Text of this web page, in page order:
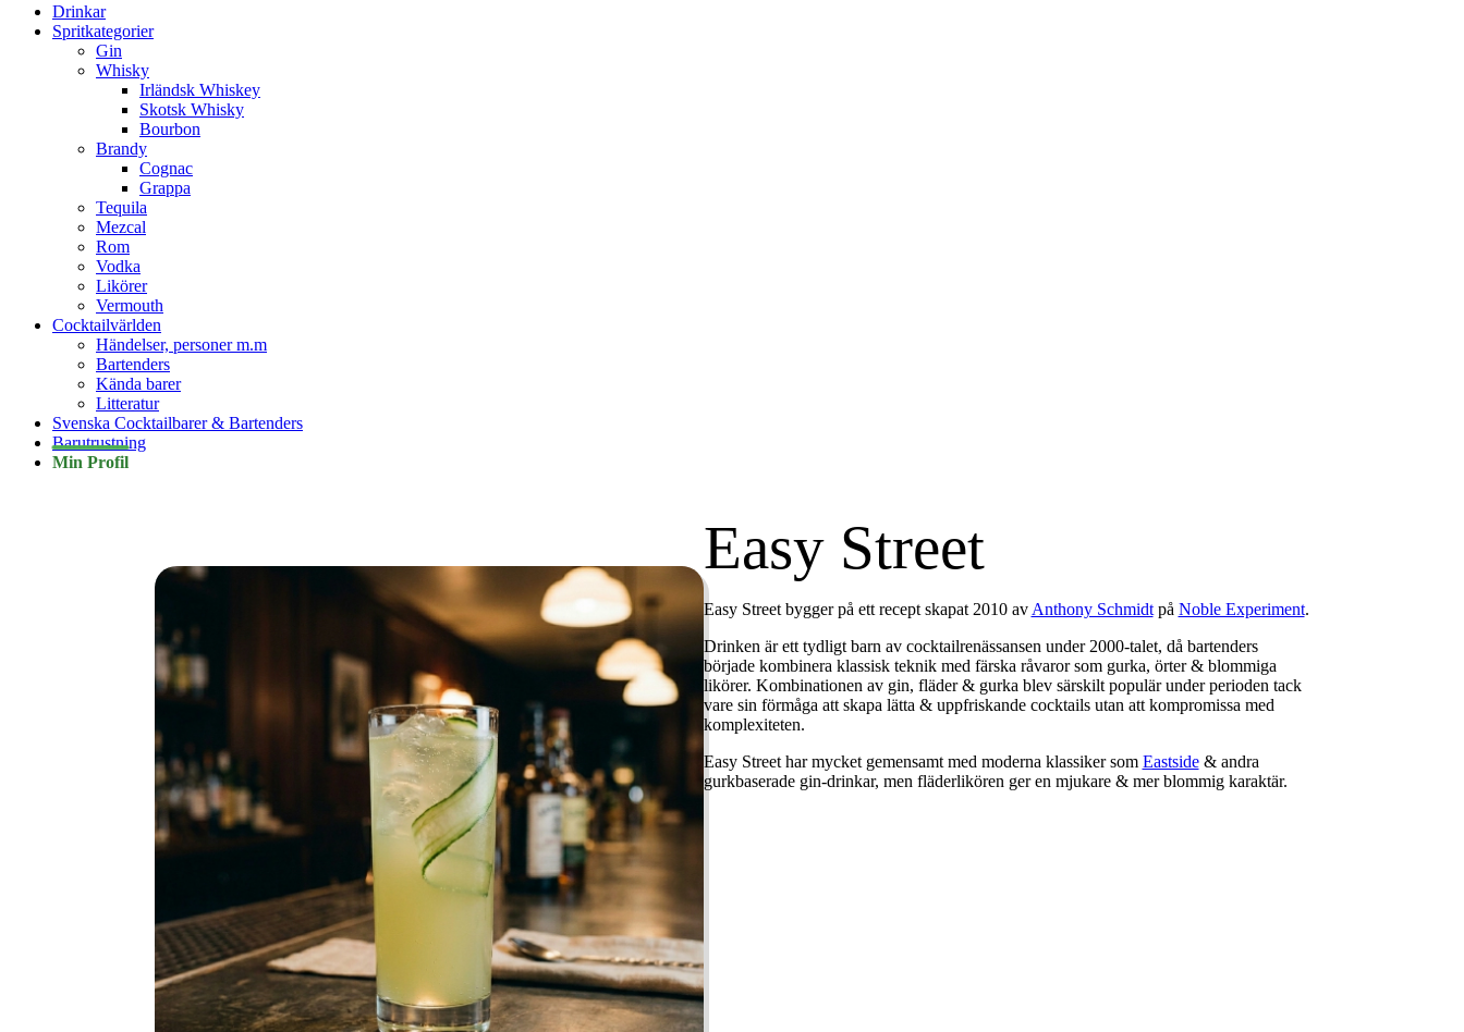
Drinkar
Spritkategorier
Gin
Whisky
Irländsk Whiskey
Skotsk Whisky
Bourbon
Brandy
Cognac
Grappa
Tequila
Mezcal
Rom
Vodka
Likörer
Vermouth
Cocktailvärlden
Händelser, personer m.m
Bartenders
Kända barer
Litteratur
Svenska Cocktailbarer & Bartenders
Barutrustning
Min Profil
Easy Street
Easy Street bygger på ett recept skapat 2010 av Anthony Schmidtpå Noble Experiment.
Drinken är ett tydligt barn av cocktailrenässansen under 2000-talet, då bartenders
började kombinera klassisk teknik med färska råvaror som gurka, örter & blommiga
likörer. Kombinationen av gin, fläder & gurka blev särskilt populär under perioden tack
vare sin förmåga att skapa lätta & uppfriskande cocktails utan att kompromissa med
komplexiteten.
Easy Street har mycket gemensamt med moderna klassiker som Eastside& andra
gurkbaserade gin-drinkar, men fläderlikören ger en mjukare & mer blommig karaktär.